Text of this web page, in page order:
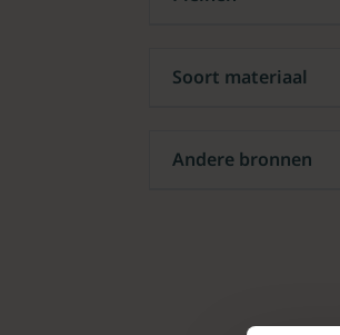
Soort materiaal
Andere bronnen